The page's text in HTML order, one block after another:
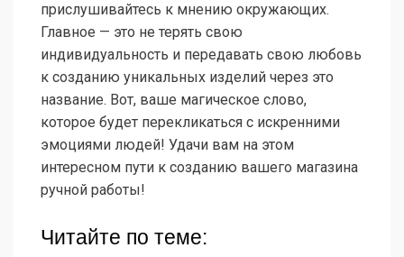
прислушивайтесь к мнению окружающих.
Главное — это не терять свою
индивидуальность и передавать свою любовь
к созданию уникальных изделий через это
название. Вот, ваше магическое слово,
которое будет перекликаться с искренними
эмоциями людей! Удачи вам на этом
интересном пути к созданию вашего магазина
ручной работы!
Читайте по теме: